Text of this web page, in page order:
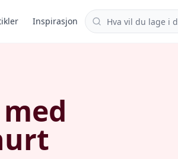
Inspirasjon Søk i oppskrifter